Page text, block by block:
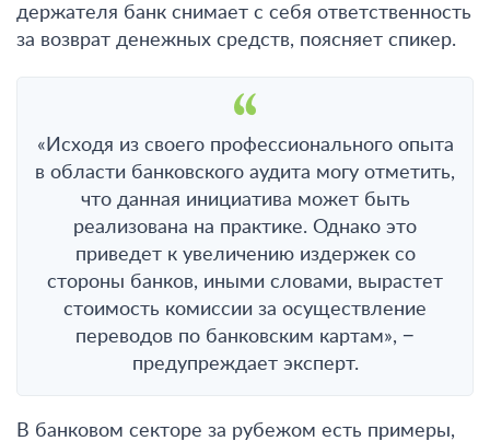
держателя банк снимает с себя ответственность
за возврат денежных средств, поясняет спикер.
«Исходя из своего профессионального опыта
в области банковского аудита могу отметить,
что данная инициатива может быть
реализована на практике. Однако это
приведет к увеличению издержек со
стороны банков, иными словами, вырастет
стоимость комиссии за осуществление
переводов по банковским картам», −
предупреждает эксперт.
В банковом секторе за рубежом есть примеры,